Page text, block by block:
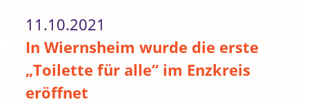
11.10.2021
In Wiernsheim wurde die erste
„Toilette für alle“ im Enzkreis
eröffnet